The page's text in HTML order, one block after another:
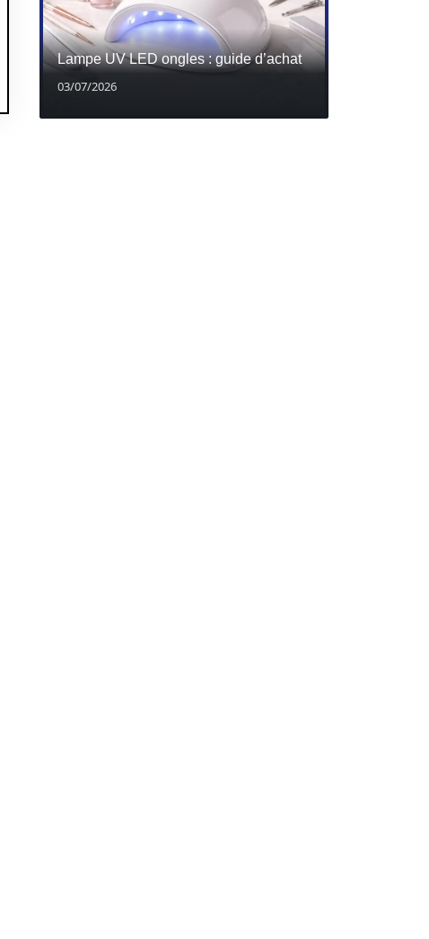
Lampe UV LED ongles : guide d’achat
03/07/2026